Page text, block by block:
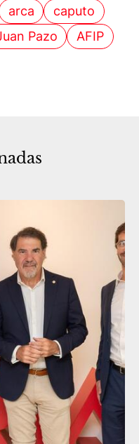
arca
caputo
Pazo
AFIP